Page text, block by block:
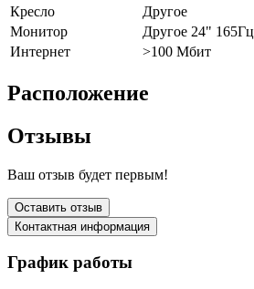
Кресло
Другое
Монитор
Другое 24" 165Гц
Интернет
>100 Мбит
Расположение
Отзывы
Ваш отзыв будет первым!
Оставить отзыв
Контактная информация
График работы